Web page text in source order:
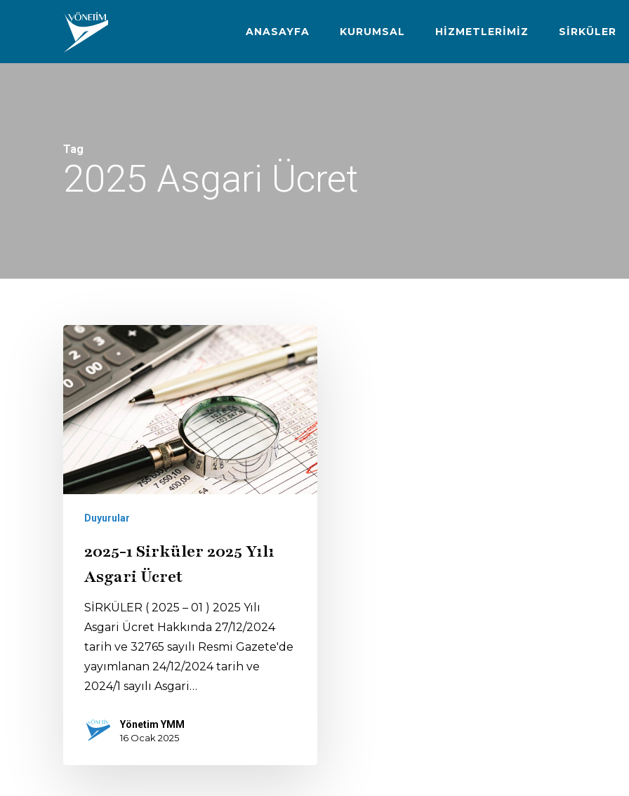
content
ANASAYFA KURUMSAL HIZMETLERIMIZ SIRKÜLER
Tag
2025 Asgari Ücret
Duyurular
2025-1 Sirküler 2025 Yılı
Asgari Ücret
SİRKÜLER ( 2025 – 01 ) 2025 Yılı
Asgari Ücret Hakkında 27/12/2024
tarih ve 32765 sayılı Resmi Gazete'de
yayımlanan 24/12/2024 tarih ve
2024/1 sayılı Asgari…
Yönetim YMM
16 Ocak 2025